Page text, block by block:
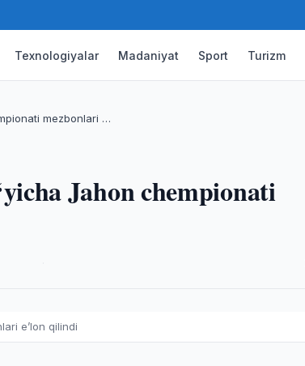
Texnologiyalar Madaniyat Sport Turizm
mezbonlari …
Jahon chempionati
e’lon qilindi